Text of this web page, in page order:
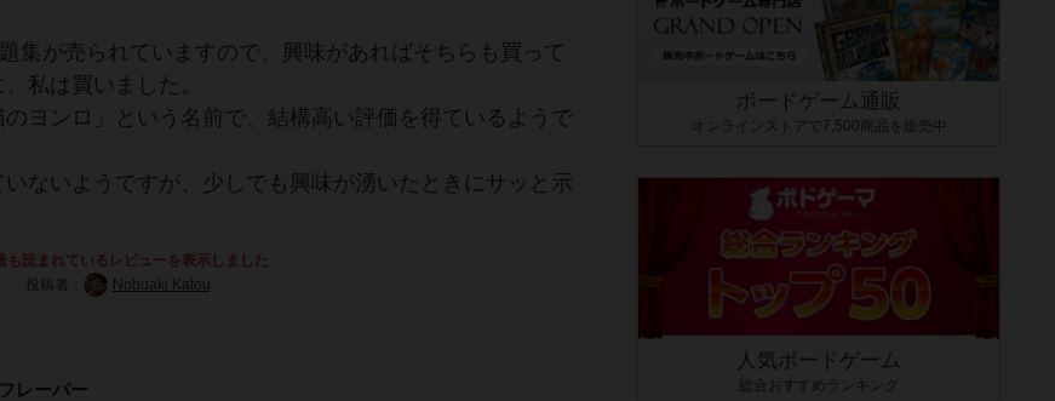
集が売られていますので、興味があればそちらも買って
私は買いました。
ヨンロ」という名前で、結構高い評価を得ているようで
ないようですが、少しでも興味が湧いたときにサッと示
も読まれているレビューを表示しました
投稿者：
Nobuaki Katou
レーバー
ボードゲーム通販
オンラインストアで7,500商品を販売中
人気ボードゲーム
総合おすすめランキング